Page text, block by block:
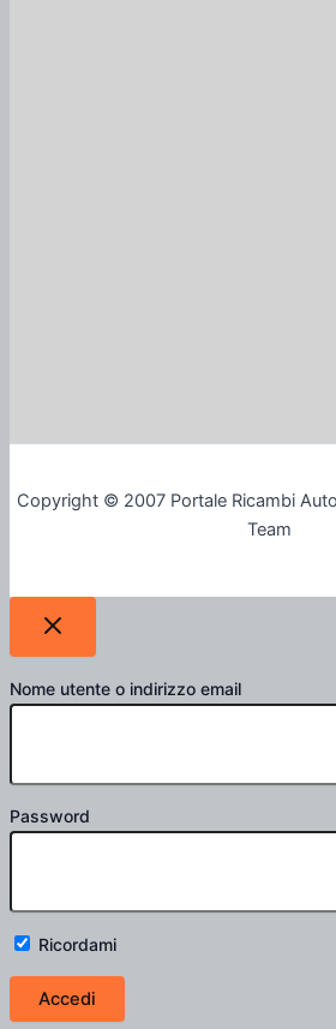
Copyright © 2007 Portale Ricambi
Team
Nome utente o indirizzo email
Password
Ricordami